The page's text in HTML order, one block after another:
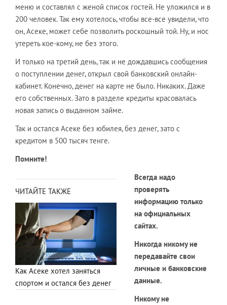
меню и составлял с женой список гостей. Не уложился и в
200 человек. Так ему хотелось, чтобы все-все увидели, что
он, Асеке, может себе позволить роскошный той. Ну, и нос
утереть кое-кому, не без этого.
И только на третий день, так и не дождавшись сообщения
о поступлении денег, открыл свой банковский онлайн-
кабинет. Конечно, денег на карте не было. Никаких. Даже
его собственных. Зато в разделе кредиты красовалась
новая запись о выданном займе.
Так и остался Асеке без юбилея, без денег, зато с
кредитом в 500 тысяч тенге.
Помните!
ЧИТАЙТЕ ТАКЖЕ
Как Асеке хотел заняться
спортом и остался без денег
Всегда надо
проверять
информацию только
на официальных
сайтах.
Никогда никому не
передавайте свои
личные и банковские
данные.
Никому не